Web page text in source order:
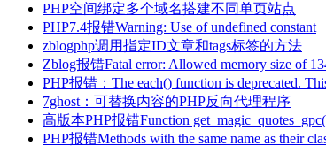
PHP空间绑定多个域名搭建不同单页站点
PHP7.4报错Warning: Use of undefined constant
zblogphp调用指定ID文章和tags标签的方法
Zblog报错Fatal error: Allowed memory size of
PHP报错：The each() function is deprecated.
7ghost：可替换内容的PHP反向代理程序
高版本PHP报错Function
PHP报错Methods with the same name as their